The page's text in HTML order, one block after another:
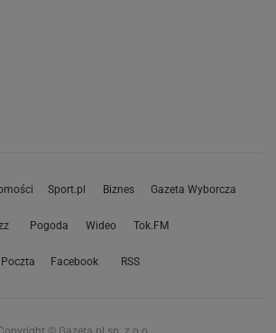
Sport.pl Biznes Gazeta Wyborcza
Pogoda Wideo Tok.FM
Poczta Facebook RSS